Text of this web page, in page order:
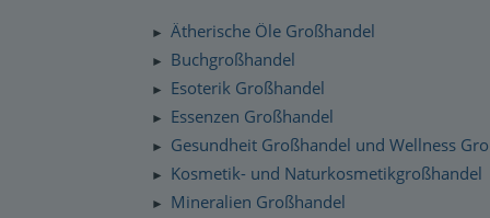
Zahlung und Versand
Datenschutzerklärung
Checkdates
Moravan Naturkosmetik
Primavera Life Sortiment
Alaya Engelkerzen
Gabriel Tech Sortiment
Engelalm Edelstein Essenzen
Schnelllager
► Ätherische Öle Großhandel
► Buchgroßhandel
► Esoterik Großhandel
► Essenzen Großhandel
► Gesundheit Großhandel und Wellness
► Kosmetik- und Naturkosmetikgroßhandel
► Mineralien Großhandel